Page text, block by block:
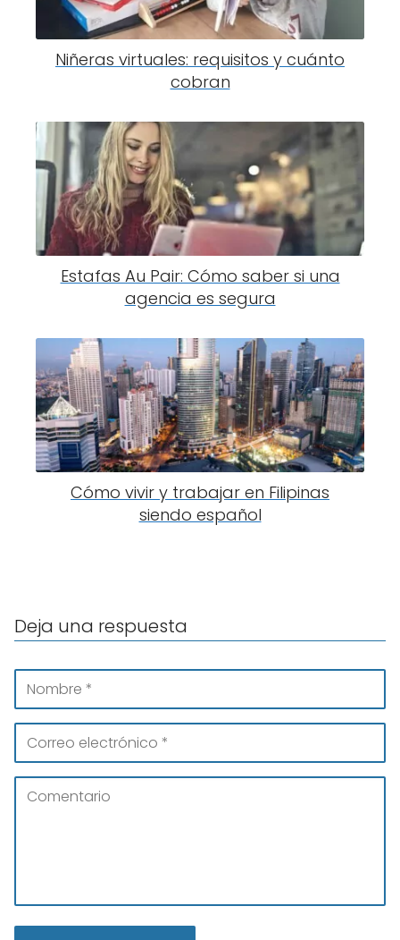
Niñeras virtuales: requisitos y cuánto
cobran
Estafas Au Pair: Cómo saber si una
agencia es segura
Cómo vivir y trabajar en Filipinas
siendo español
Deja una respuesta